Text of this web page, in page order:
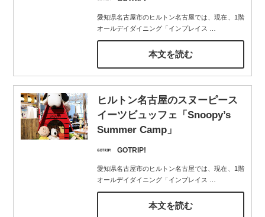
愛知県名古屋市のヒルトン名古屋では、現在、1階
オールデイダイニング「インプレイス
本文を読む
ヒルトン名古屋のスヌーピース
イーツビュッフェ「Snoopy’s
Summer Camp」
GOTRIP!
愛知県名古屋市のヒルトン名古屋では、現在、1階
オールデイダイニング「インプレイス
本文を読む